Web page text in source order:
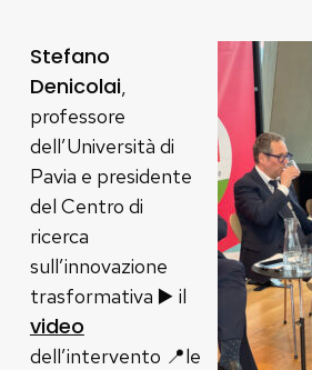
Stefano
Denicolai,
professore
dell’Università di
Pavia e presidente
del Centro di
ricerca
sull’innovazione
trasformativa ▶️ il
video
dell’intervento 📍le